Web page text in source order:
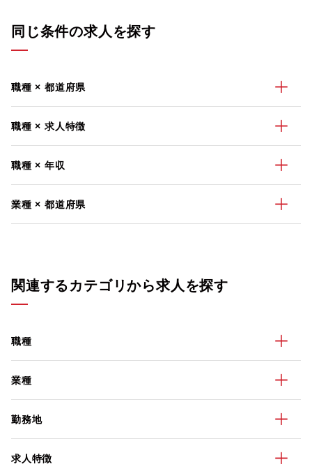
同じ条件の求人を探す
職種 × 都道府県
職種 × 求人特徴
職種 × 年収
業種 × 都道府県
関連するカテゴリから求人を探す
職種
業種
勤務地
求人特徴